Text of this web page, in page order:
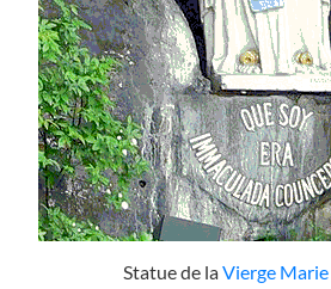
Statue de laVierge Marie